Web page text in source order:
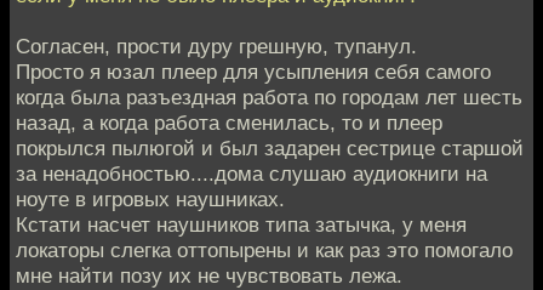
Согласен, прости дуру грешную, тупанул.
Просто я юзал плеер для усыпления себя самого
когда была разъездная работа по городам лет шесть
назад, а когда работа сменилась, то и плеер
покрылся пылюгой и был задарен сестрице старшой
за ненадобностью....дома слушаю аудиокниги на
ноуте в игровых наушниках.
Кстати насчет наушников типа затычка, у меня
локаторы слегка оттопырены и как раз это помогало
мне найти позу их не чувствовать лежа.